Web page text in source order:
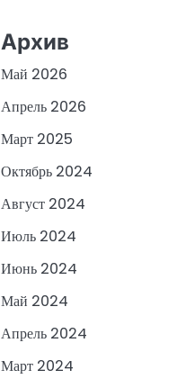
Архив
Май 2026
Апрель 2026
Март 2025
Октябрь 2024
Август 2024
Июль 2024
Июнь 2024
Май 2024
Апрель 2024
Март 2024